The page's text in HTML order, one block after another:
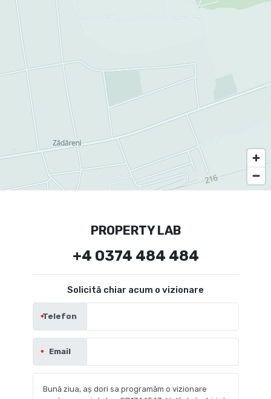
PROPERTY LAB
+4 0374 484 484
Solicită chiar acum o vizionare
Telefon
Email